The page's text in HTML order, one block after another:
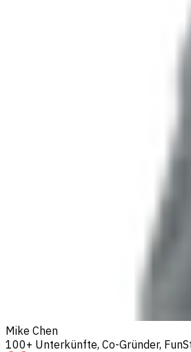
Mike Chen
100+ Unterkünfte, Co-Gründer,